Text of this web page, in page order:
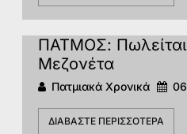
ΠΑΤΜΟΣ: Πωλείται
Μεζονέτα
Πατμιακά Χρονικά
ΔΙΑΒΆΣΤΕ ΠΕΡΙΣΣΌΤΕΡΑ